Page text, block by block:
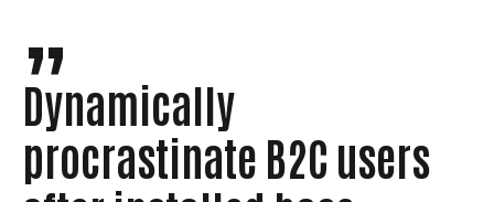
Dynamically
procrastinate B2C users